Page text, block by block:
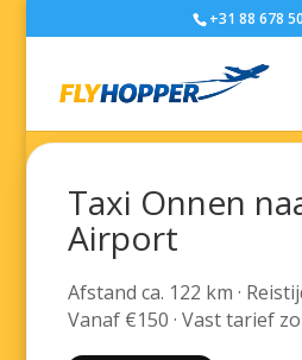
+31 88 678
Taxi Onnen
Airport
Afstand ca. 122 km ·
Vanaf €150 · Vast tarief